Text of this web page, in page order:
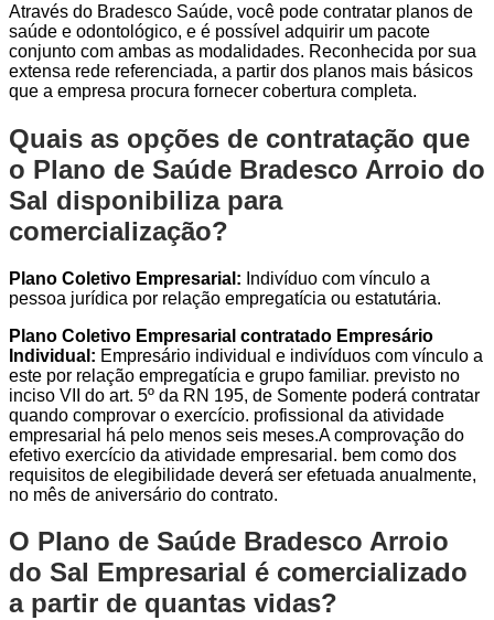
Através do Bradesco Saúde, você pode contratar planos de
saúde e odontológico, e é possível adquirir um pacote
conjunto com ambas as modalidades. Reconhecida por sua
extensa rede referenciada, a partir dos planos mais básicos
que a empresa procura fornecer cobertura completa.
Quais as opções de contratação que
o Plano de Saúde Bradesco Arroio do
Sal disponibiliza para
comercialização?
Plano Coletivo Empresarial: Indivíduo com vínculo a
pessoa jurídica por relação empregatícia ou estatutária.
Plano Coletivo Empresarial contratado Empresário
Individual: Empresário individual e indivíduos com vínculo a
este por relação empregatícia e grupo familiar. previsto no
inciso VII do art. 5º da RN 195, de Somente poderá contratar
quando comprovar o exercício. profissional da atividade
empresarial há pelo menos seis meses.A comprovação do
efetivo exercício da atividade empresarial. bem como dos
requisitos de elegibilidade deverá ser efetuada anualmente,
no mês de aniversário do contrato.
O Plano de Saúde Bradesco Arroio
do Sal Empresarial é comercializado
a partir de quantas vidas?